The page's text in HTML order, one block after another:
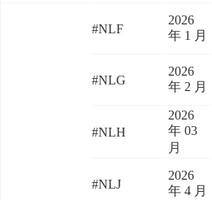
#NLF
2026
年 1 月
#NLG
2026
年 2 月
#NLH
2026
年 03
月
#NLJ
2026
年 4 月